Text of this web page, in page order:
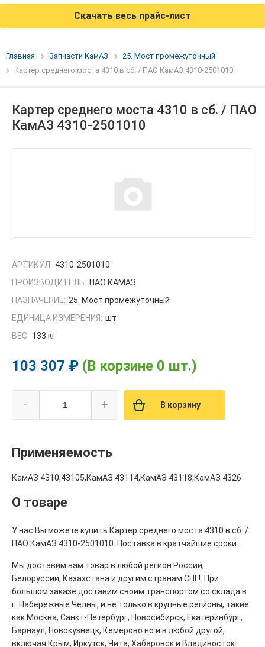
Скачать весь прайс-лист
Главная Запчасти КамАЗ
25. Мост промежуточный
Картер среднего моста 4310 в сб. / ПАО КамАЗ 4310-2501010
Картер среднего моста 4310 в сб. / ПАО
КамАЗ 4310-2501010
АРТИКУЛ: 4310-2501010
ПРОИЗВОДИТЕЛЬ: ПАО КАМАЗ
НАЗНАЧЕНИЕ: 25. Мост промежуточный
ЕДИНИЦА ИЗМЕРЕНИЯ: шт
ВЕС: 133 кг
103 307 ₽ (В корзине 0 шт.)
- + В корзину
Применяемость
КамАЗ 4310,43105,КамАЗ 43114,КамАЗ 43118,КамАЗ 4326
О товаре
У нас Вы можете купить Картер среднего моста 4310 в сб. /
ПАО КамАЗ 4310-2501010. Поставка в кратчайшие сроки.
Мы доставим вам товар в любой регион России,
Белоруссии, Казахстана и другим странам СНГ!. При
большом заказе доставим своим транспортом со склада в
г. Набережные Челны, и не только в крупные регионы, такие
как Москва, Санкт-Петербург, Новосибирск, Екатеринбург,
Барнаул, Новокузнецк, Кемерово но и в любой другой,
включая Крым, Иркутск, Чита, Хабаровск и Владивосток.